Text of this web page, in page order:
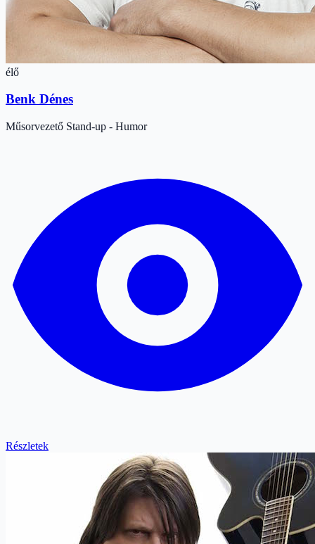
élő
Benk Dénes
Műsorvezető Stand-up - Humor
Részletek